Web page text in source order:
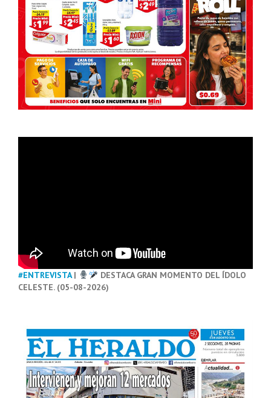
#ENTREVISTA|
DESTACA GRAN MOMENTO DEL ÍDOLO
CELESTE. (05-08-2026)